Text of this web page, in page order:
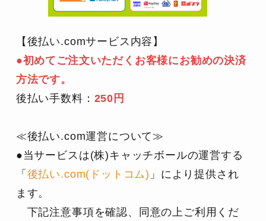
【後払い.comサービス内容】
●初めてご注文いただくお客様にお勧めの決済
方法です。
後払い手数料： 250円
≪後払い.com運営について≫
●当サービスは(株)キャッチボールの運営する
「 後払い.com(ドットコム) 」により提供され
ます。
下記注意事項を確認、同意の上ご利用くだ